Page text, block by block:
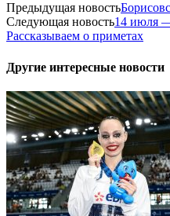
Предыдущая новость
Следующая новость14 июля
Рассказываем о приметах
Другие интересные новости